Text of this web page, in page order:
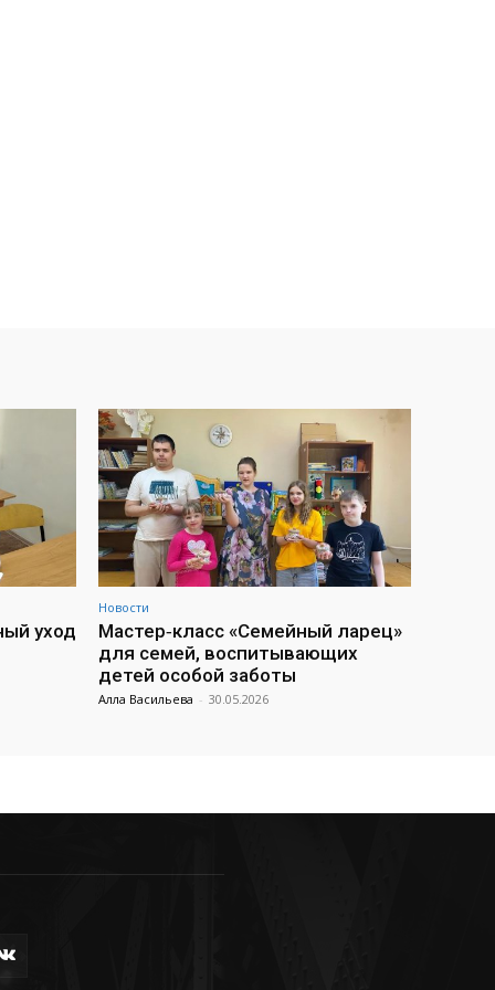
уход
Новости
Мастер‑класс «Семейный ларец»
для семей, воспитывающих
детей особой заботы
Алла Васильева - 30.05.2026